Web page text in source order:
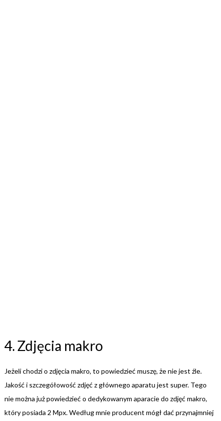
4. Zdjęcia makro
Jeżeli chodzi o zdjęcia makro, to powiedzieć muszę, że nie jest źle.
Jakość i szczegółowość zdjęć z głównego aparatu jest super. Tego
nie można już powiedzieć o dedykowanym aparacie do zdjęć makro,
który posiada 2 Mpx. Według mnie producent mógł dać przynajmniej